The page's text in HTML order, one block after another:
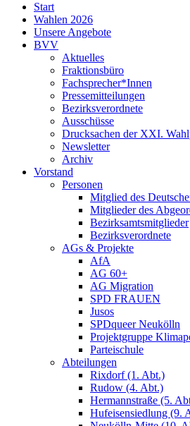
Start
Wahlen 2026
Unsere Angebote
BVV
Aktuelles
Fraktionsbüro
Fachsprecher*Innen
Pressemitteilungen
Bezirksverordnete
Ausschüsse
Drucksachen der XXI.
Newsletter
Archiv
Vorstand
Personen
Mitglied des
Mitglieder des
Bezirksamtsmitglieder
Bezirksverordnete
AGs & Projekte
AfA
AG 60+
AG Migration
SPD FRAUEN
Jusos
SPDqueer Neukölln
Projektgruppe
Parteischule
Abteilungen
Rixdorf (1. Abt.)
Rudow (4. Abt.)
Hermannstraße (5.
Hufeisensiedlung (9.